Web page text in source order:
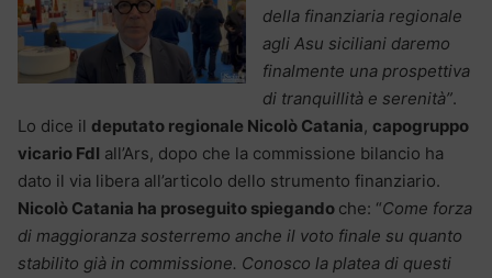
della finanziaria regionale
agli Asu siciliani daremo
finalmente una prospettiva
di tranquillità e serenità”.
Lo dice il deputato regionale Nicolò Catania, capogruppo
vicario FdI all’Ars, dopo che la commissione bilancio ha
dato il via libera all’articolo dello strumento finanziario.
Nicolò Catania ha proseguito spiegando che: “Come forza
di maggioranza sosterremo anche il voto finale su quanto
stabilito già in commissione. Conosco la platea di questi